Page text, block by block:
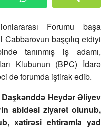
Forumu başa
Cabbarovun başçılıq etdiyi
tanınmış iş adamı,
Klubunun (BPC) İdarə
də forumda iştirak edib.
Daşkənddə Heydər Əliyev
abidəsi ziyarət olunub,
xatirəsi ehtiramla yad